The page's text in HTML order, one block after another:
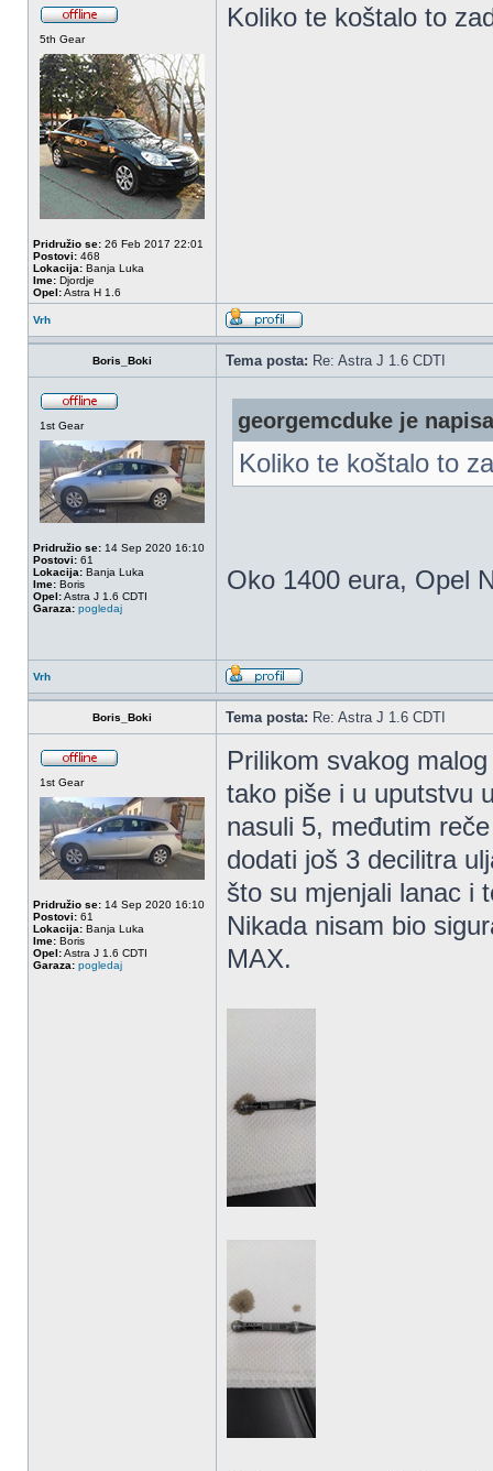
5th Gear
Pridružio se: 26 Feb 2017 22:01
Postovi: 468
Lokacija: Banja Luka
Ime: Djordje
Opel:Astra H 1.6
Koliko te koštalo to
Vrh
Boris_Boki Tema posta: Re: Astra J 1.6 CDTI
1st Gear
Pridružio se: 14 Sep 2020 16:10
Postovi: 61
Lokacija: Banja Luka
Ime: Boris
Opel:Astra J 1.6 CDTI
Garaza: pogledaj
georgemcduke je
Koliko te koštalo to
Oko 1400 eura, Opel
Vrh
Boris_Boki Tema posta: Re: Astra J 1.6 CDTI
1st Gear
Pridružio se: 14 Sep 2020 16:10
Postovi: 61
Lokacija: Banja Luka
Ime: Boris
Opel:Astra J 1.6 CDTI
Garaza: pogledaj
Prilikom svakog
tako piše i u uputstvu
nasuli 5, međutim
dodati još 3 decilitra
što su mjenjali lanac i
Nikada nisam bio
MAX.